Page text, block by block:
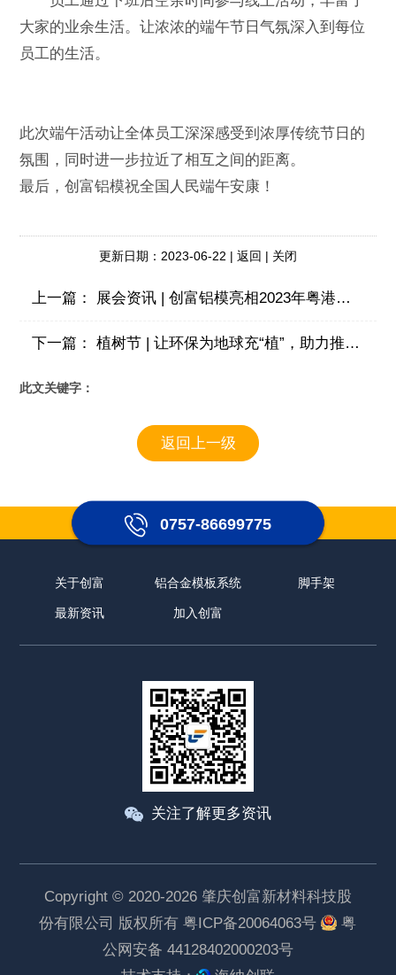
大家的业余生活。让浓浓的端午节日气氛深入到每位
员工的生活。
此次端午活动让全体员工深深感受到浓厚传统节日的
氛围，同时进一步拉近了相互之间的距离。
最后，创富铝模祝全国人民端午安康！
更新日期：2023-06-22 | 返回 | 关闭
上一篇： 展会资讯 | 创富铝模亮相2023年粤港澳大湾区(深圳)绿色建筑建材产业博览会
下一篇： 植树节 | 让环保为地球充“植”，助力推动建筑绿色低碳！
此文关键字：
返回上一级
0757-86699775
关于创富 铝合金模板系统 脚手架
最新资讯 加入创富
关注了解更多资讯
Copyright © 2020-2026 肇庆创富新材料科技股
份有限公司 版权所有粤ICP备20064063号
粤
公网安备 44128402000203号